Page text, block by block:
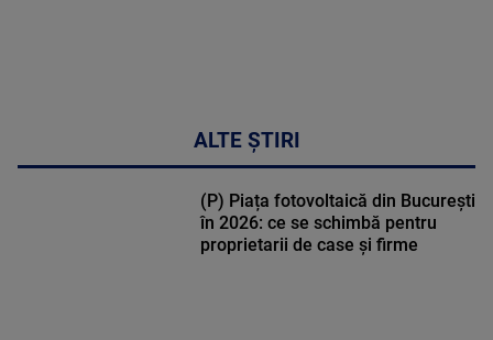
ALTE ȘTIRI
(P) Piața fotovoltaică din București
în 2026: ce se schimbă pentru
proprietarii de case și firme